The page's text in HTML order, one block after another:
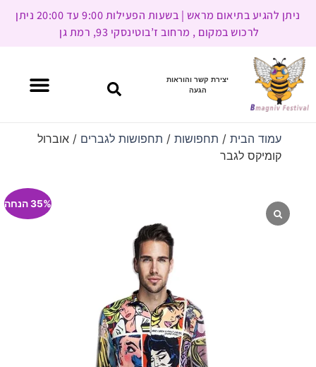
ניתן להגיע בתיאום מראש | בשעות הפעילות 9:00 עד 20:00 ניתן
לרכוש במקום , מרחוב ז’בוטינסקי 93, רמת גן
יצירת קשר והוראות
הגעה
עמוד הבית/ תחפושות/ תחפושות לגברים / אוברול
קומיקס לגבר
35% הנחה